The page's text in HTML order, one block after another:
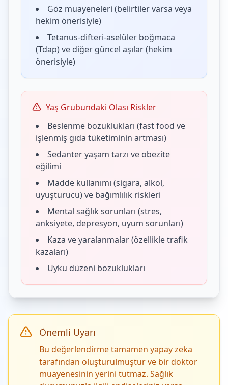
Göz muayeneleri (belirtiler varsa veya
hekim önerisiyle)
Tetanus-difteri-aselüler boğmaca
(Tdap) ve diğer güncel aşılar (hekim
önerisiyle)
Yaş Grubundaki Olası Riskler
Beslenme bozuklukları (fast food ve
işlenmiş gıda tüketiminin artması)
Sedanter yaşam tarzı ve obezite
eğilimi
Madde kullanımı (sigara, alkol,
uyuşturucu) ve bağımlılık riskleri
Mental sağlık sorunları (stres,
anksiyete, depresyon, uyum sorunları)
Kaza ve yaralanmalar (özellikle trafik
kazaları)
Uyku düzeni bozuklukları
Önemli Uyarı
Bu değerlendirme tamamen yapay zeka
tarafından oluşturulmuştur ve bir doktor
muayenesinin yerini tutmaz. Sağlık